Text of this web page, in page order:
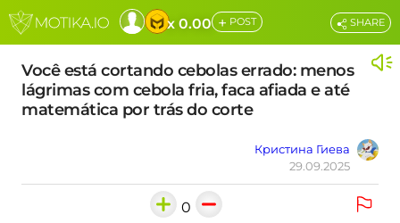
x 0.00 + POST
Você está cortando cebolas errado: menos
lágrimas com cebola fria, faca afiada e até
matemática por trás do corte
Кристина Гиева
29.09.2025
SHARE
0